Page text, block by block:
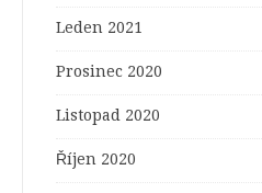
Leden 2021
Prosinec 2020
Listopad 2020
Říjen 2020